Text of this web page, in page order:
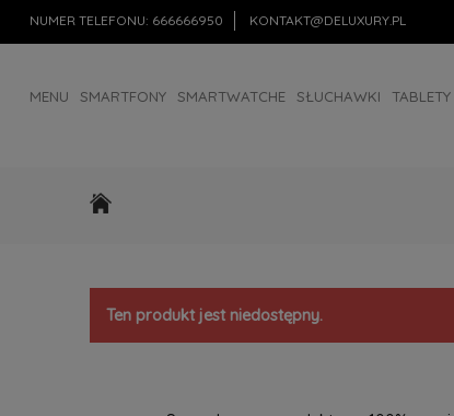
NUMER TELEFONU: 666666950 KONTAKT@DELUXURY.PL
MENU SMARTFONY SMARTWATCHE SŁUCHAWKI TABLETY
Ten produkt jest niedostępny.